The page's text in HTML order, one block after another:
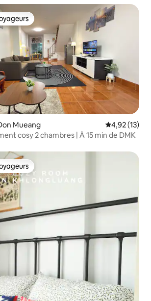
Mueang Évaluation
4,92 (13)
cosy 2 chambres | À 15 min de DMK